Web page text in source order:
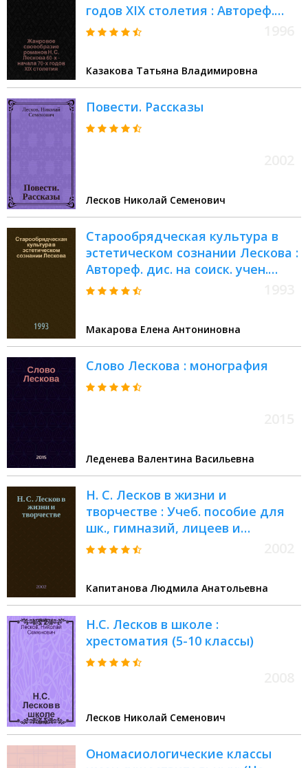
годов XIX столетия : Автореф.
дис. на соиск. учен. степ.
Казакова Татьяна Владимировна
Повести. Рассказы
Лесков Николай Семенович
Старообрядческая культура в
эстетическом сознании Лескова :
Автореф. дис. на соиск. учен.
степ. к.филол.н
Макарова Елена Антониновна
Слово Лескова : монография
Леденева Валентина Васильевна
Н. С. Лесков в жизни и
творчестве : Учеб. пособие для
шк., гимназий, лицеев и
колледжей
Капитанова Людмила Анатольевна
Н.С. Лесков в школе :
хрестоматия (5-10 классы)
Лесков Николай Семенович
Ономасиологические классы